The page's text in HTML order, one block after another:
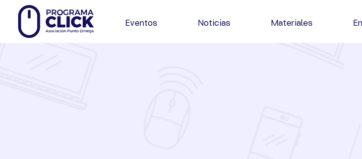
Eventos Noticias Materiales